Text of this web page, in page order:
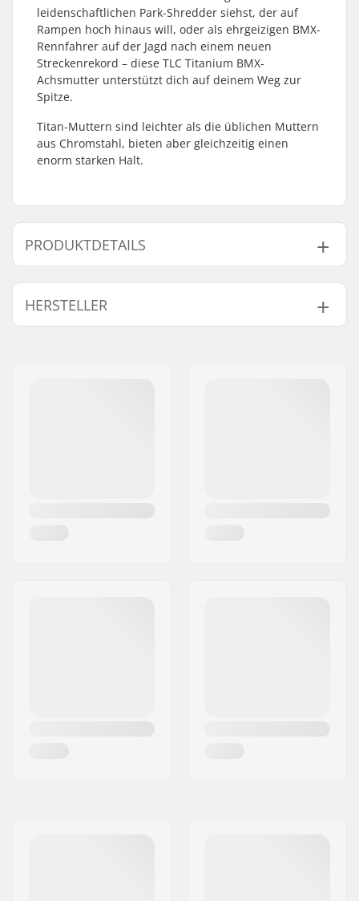
leidenschaftlichen Park-Shredder siehst, der auf
Rampen hoch hinaus will, oder als ehrgeizigen BMX-
Rennfahrer auf der Jagd nach einem neuen
Streckenrekord – diese TLC Titanium BMX-
Achsmutter unterstützt dich auf deinem Weg zur
Spitze.
Titan-Muttern sind leichter als die üblichen Muttern
aus Chromstahl, bieten aber gleichzeitig einen
enorm starken Halt.
PRODUKTDETAILS
Gewicht: 7g
HERSTELLER